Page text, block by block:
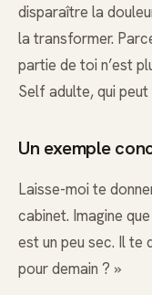
disparaître la
la transformer.
partie de toi n’est
Self adulte, qui
Un exemple
Laisse-moi te
cabinet. Imagine
est un peu sec. Il te
pour demain ? »